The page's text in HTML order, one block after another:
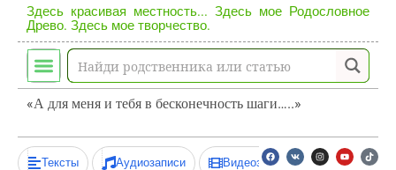
Здесь красивая местность... Здесь мое Родословное
Древо. Здесь мое творчество.
«А для меня и тебя в бесконечность шаги…..»
Тексты Аудиозаписи Видеозаписи